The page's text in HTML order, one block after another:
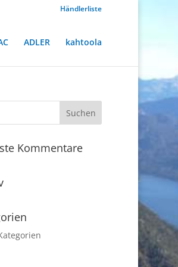
Händlerliste
ADLER kahtoola
Kommentare